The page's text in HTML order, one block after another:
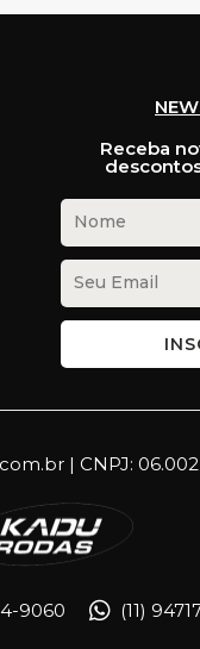
Receba
| CNPJ:
9060 (11)